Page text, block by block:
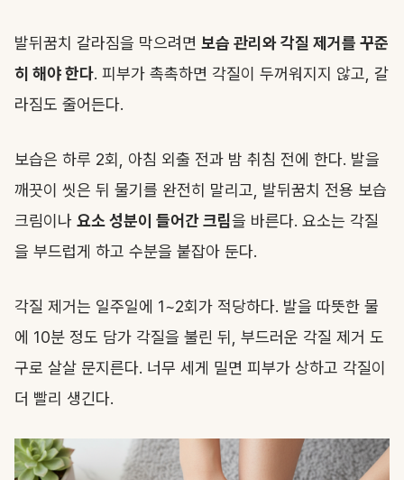
발뒤꿈치 갈라짐을 막으려면 보습 관리와 각질 제거를 꾸준
히 해야 한다. 피부가 촉촉하면 각질이 두꺼워지지 않고, 갈
라짐도 줄어든다.
보습은 하루 2회, 아침 외출 전과 밤 취침 전에 한다. 발을
깨끗이 씻은 뒤 물기를 완전히 말리고, 발뒤꿈치 전용 보습
크림이나 요소 성분이 들어간 크림을 바른다. 요소는 각질
을 부드럽게 하고 수분을 붙잡아 둔다.
각질 제거는 일주일에 1~2회가 적당하다. 발을 따뜻한 물
에 10분 정도 담가 각질을 불린 뒤, 부드러운 각질 제거 도
구로 살살 문지른다. 너무 세게 밀면 피부가 상하고 각질이
더 빨리 생긴다.